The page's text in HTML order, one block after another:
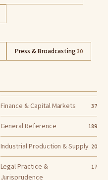
Press & Broadcasting30
Finance & Capital Markets 37
General Reference 189
Industrial Production & Supply 20
Legal Practice &
Jurisprudence
17